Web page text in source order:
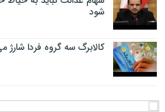
شود
کالابرگ سه گروه فردا شارژ